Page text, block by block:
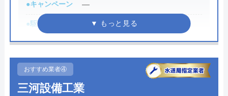
う間に解決。スタッフの方も非常に丁寧で、
安心して任せられました。これでまた快適に
使えます。迅速な対応に心から感謝します！
Googleクチコミを見る
際には必ず「サイトを見た」と伝えましょう。
公式サイトを見る
まずは電話相談！
0120-221-611
受付時間 24時間 年中無休
●キャンペーン ―
●駆けつけ時間 最短30分
●受付時間 8:00-22:00
●定休日
●出張見積もり 出張見積もり無料
おすすめ業者④
三河設備工業